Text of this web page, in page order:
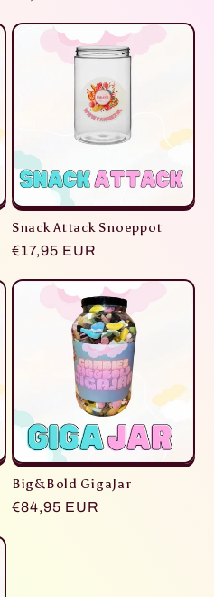
Snack Attack Snoeppot
Normaler
€17,95 EUR
Big&Bold GigaJar
Normaler
€84,95 EUR